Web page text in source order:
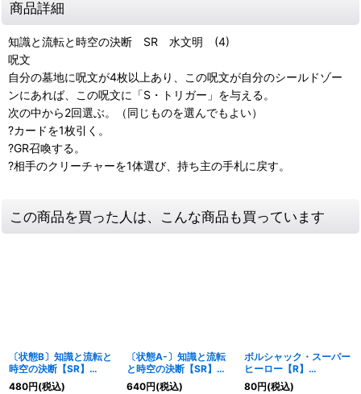
商品詳細
知識と流転と時空の決断 SR 水文明 (4)
呪文
自分の墓地に呪文が4枚以上あり、この呪文が自分のシールドゾー
ンにあれば、この呪文に「S・トリガー」を与える。
次の中から2回選ぶ。（同じものを選んでもよい）
?カードを1枚引く。
?GR召喚する。
?相手のクリーチャーを1体選び、持ち主の手札に戻す。
この商品を買った人は、こんな商品も買っています
〔状態B〕知識と流転と
時空の決断【SR】
{RP21SP2/SP5}《水》
480円(税込)
〔状態A-〕知識と流転
と時空の決断【SR】
{RP10S5/S12}《水》
640円(税込)
ボルシャック・スーパー
ヒーロー【R】
{P11/Y12}《火》
80円(税込)